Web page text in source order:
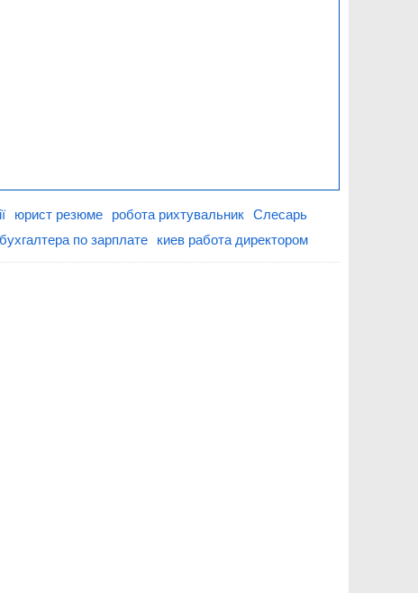
юрист резюме робота рихтувальник Слесарь
по зарплате киев работа директором